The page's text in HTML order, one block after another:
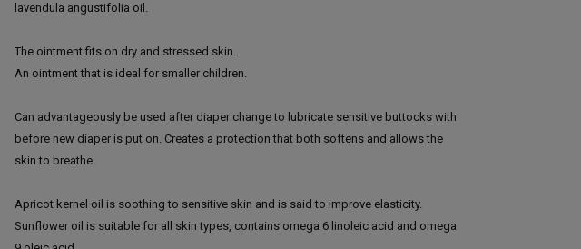
lavendula angustifolia oil.
The ointment fits on dry and stressed skin.
An ointment that is ideal for smaller children.
Can advantageously be used after diaper change to lubricate sensitive buttocks with
before new diaper is put on. Creates a protection that both softens and allows the
skin to breathe.
Apricot kernel oil is soothing to sensitive skin and is said to improve elasticity.
Sunflower oil is suitable for all skin types, contains omega 6 linoleic acid and omega